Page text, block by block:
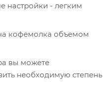
настройки - легким
кофемолка объемом
вы можете
необходимую степень